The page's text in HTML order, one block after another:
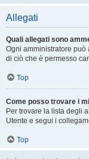
Allegati
Quali allegati sono
Ogni amministratore
di ciò che è permesso
Top
Come posso trovare i
Per trovare la lista degli
Utente e segui i
Top